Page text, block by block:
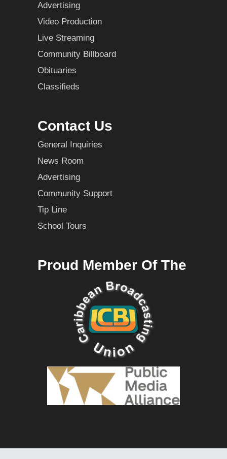
Advertising
Video Production
Live Streaming
Community Billboard
Obituaries
Classifieds
Contact Us
General Inquiries
News Room
Advertising
Community Support
Tip Line
School Tours
Proud Member Of The